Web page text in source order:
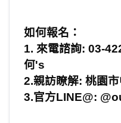
如何報名：
1. 來電諮詢: 03-
何's
2.親訪瞭解: 桃園
3.官方LINE@: